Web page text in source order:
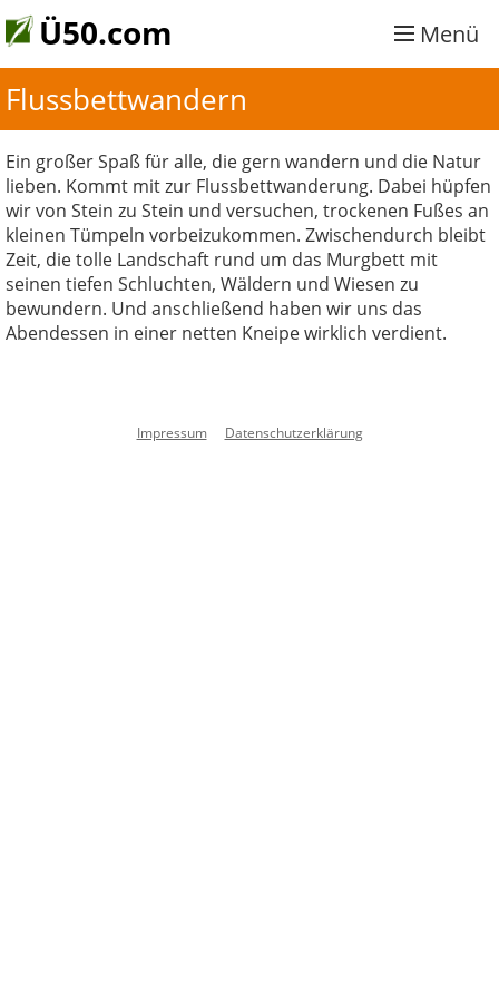
Ü50.com Menü
Flussbettwandern
Ein großer Spaß für alle, die gern wandern und die Natur
lieben. Kommt mit zur Flussbettwanderung. Dabei hüpfen
wir von Stein zu Stein und versuchen, trockenen Fußes an
kleinen Tümpeln vorbeizukommen. Zwischendurch bleibt
Zeit, die tolle Landschaft rund um das Murgbett mit
seinen tiefen Schluchten, Wäldern und Wiesen zu
bewundern. Und anschließend haben wir uns das
Abendessen in einer netten Kneipe wirklich verdient.
Impressum Datenschutzerklärung